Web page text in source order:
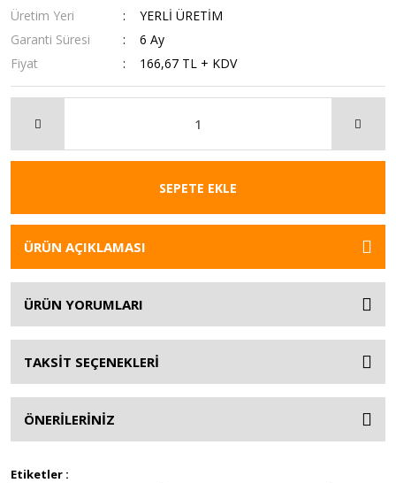
Üretim Yeri
YERLİ ÜRETİM
Garanti Süresi
6 Ay
Fiyat
166,67 TL + KDV
SEPETE EKLE
ÜRÜN AÇIKLAMASI
ÜRÜN YORUMLARI
TAKSİT SEÇENEKLERİ
ÖNERİLERİNİZ
Etiketler :